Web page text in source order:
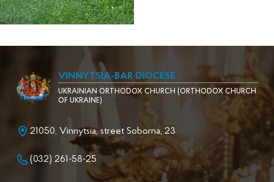
VINNYTSIA-BAR DIOCESE
UKRAINIAN ORTHODOX CHURCH (ORTHODOX CHURCH
OF UKRAINE)
21050, Vinnytsia, street Soborna, 23
(032) 261-58-25